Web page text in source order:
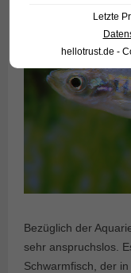
Bezüglich der
sehr anspruchslos.
Schwarmfisch, der
Letzte
hellotrust.de -